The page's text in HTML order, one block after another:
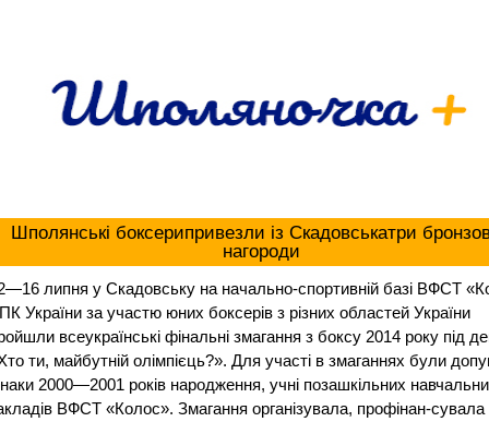
Шполянські боксерипривезли із Скадовськатри
нагороди
липня у Скадовську на начально-спортивній базі ВФСТ
України за участю юних боксерів з різних областей України
всеукраїнські фінальні змагання з боксу 2014 року під
ти, майбутній олімпієць?». Для участі в змаганнях були
2000—2001 років народження, учні позашкільних
ВФСТ «Колос». Змагання організувала, профінан-сувала